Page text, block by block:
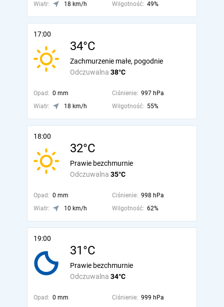
Wiatr:
18 km/h Wilgotność: 49%
17:00
34°C
Odczuwalna 38°C
Zachmurzenie małe, pogodnie
Opad: 0 mm Ciśnienie: 997 hPa
Wiatr:
18 km/h Wilgotność: 55%
18:00
32°C
Odczuwalna 35°C
Prawie bezchmurnie
Opad: 0 mm Ciśnienie: 998 hPa
Wiatr:
10 km/h Wilgotność: 62%
19:00
31°C
Odczuwalna 34°C
Prawie bezchmurnie
Opad: 0 mm Ciśnienie: 999 hPa